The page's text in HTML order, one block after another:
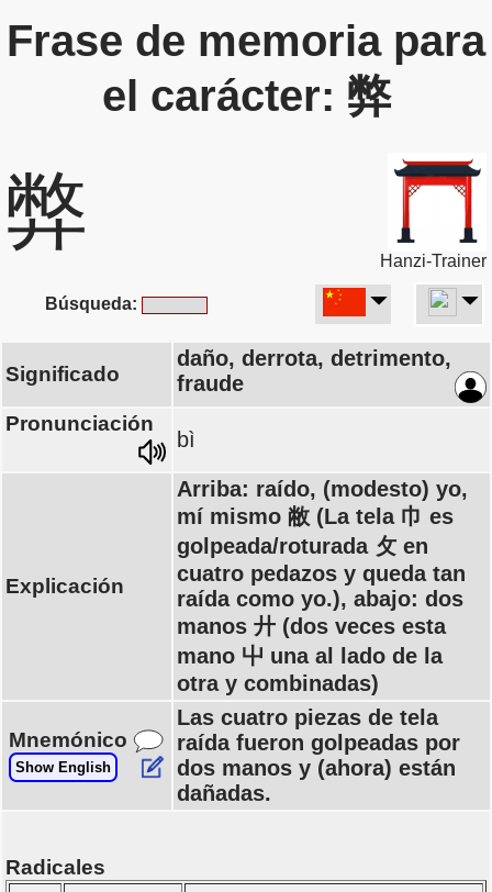
Frase de memoria para
el carácter: 弊
弊
Hanzi-Trainer
Búsqueda:
Significado
daño, derrota, detrimento,
fraude
Pronunciación
bì
Explicación
Arriba: raído, (modesto) yo,
mí mismo 敝 (La tela 巾 es
golpeada/roturada 攵 en
cuatro pedazos y queda tan
raída como yo.), abajo: dos
manos 廾 (dos veces esta
mano 屮 una al lado de la
otra y combinadas)
Mnemónico
Show English
Las cuatro piezas de tela
raída fueron golpeadas por
dos manos y (ahora) están
dañadas.
Radicales